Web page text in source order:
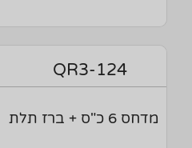
QR3-124
מדחס 6 כ"ס + ברז תלת